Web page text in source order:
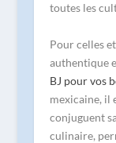
toutes les
Pour celles
authentique
BJ pour vos
mexicaine, il
conjuguent
culinaire,